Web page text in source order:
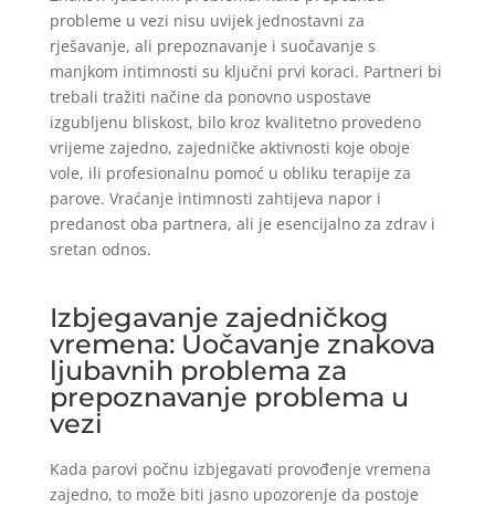
probleme u vezi nisu uvijek jednostavni za
rješavanje, ali prepoznavanje i suočavanje s
manjkom intimnosti su ključni prvi koraci. Partneri bi
trebali tražiti načine da ponovno uspostave
izgubljenu bliskost, bilo kroz kvalitetno provedeno
vrijeme zajedno, zajedničke aktivnosti koje oboje
vole, ili profesionalnu pomoć u obliku terapije za
parove. Vraćanje intimnosti zahtijeva napor i
predanost oba partnera, ali je esencijalno za zdrav i
sretan odnos.
Izbjegavanje zajedničkog
vremena: Uočavanje znakova
ljubavnih problema za
prepoznavanje problema u
vezi
Kada parovi počnu izbjegavati provođenje vremena
zajedno, to može biti jasno upozorenje da postoje